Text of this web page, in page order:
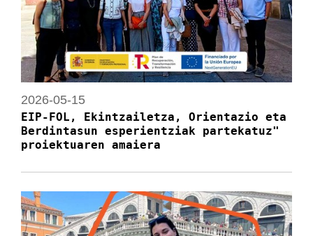
2026-05-15
EIP-FOL, Ekintzailetza, Orientazio eta
Berdintasun esperientziak partekatuz"
proiektuaren amaiera